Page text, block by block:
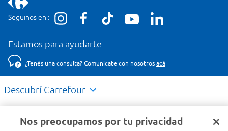
Seguinos en :
Estamos para ayudarte
¿Tenés una consulta? Comunicate con nosotros acá
Descubrí Carrefour
Conocenos
Nos preocupamos por tu privacidad